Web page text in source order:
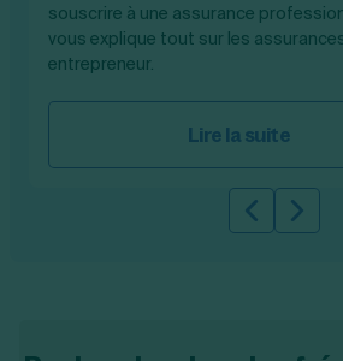
souscrire à une assurance
vous explique tout sur les
entrepreneur.
Lire la suite
SlideSlide